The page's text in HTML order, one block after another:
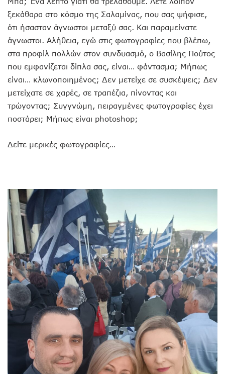
ξεκάθαρα στο κόσμο της Σαλαμίνας, που σας ψήφισε,
ότι ήσασταν άγνωστοι μεταξύ σας. Και παραμείνατε
άγνωστοι. Αλήθεια, εγώ στις φωτογραφίες που βλέπω,
στα προφίλ πολλών στον συνδυασμό, ο Βασίλης Πούτος
που εμφανίζεται δίπλα σας, είναι… φάντασμα; Μήπως
είναι… κλωνοποιημένος; Δεν μετείχε σε συσκέψεις; Δεν
μετείχατε σε χαρές, σε τραπέζια, πίνοντας και
τρώγοντας; Συγγνώμη, πειραγμένες φωτογραφίες έχει
ποστάρει; Μήπως είναι photoshop;
Δείτε μερικές φωτογραφίες…